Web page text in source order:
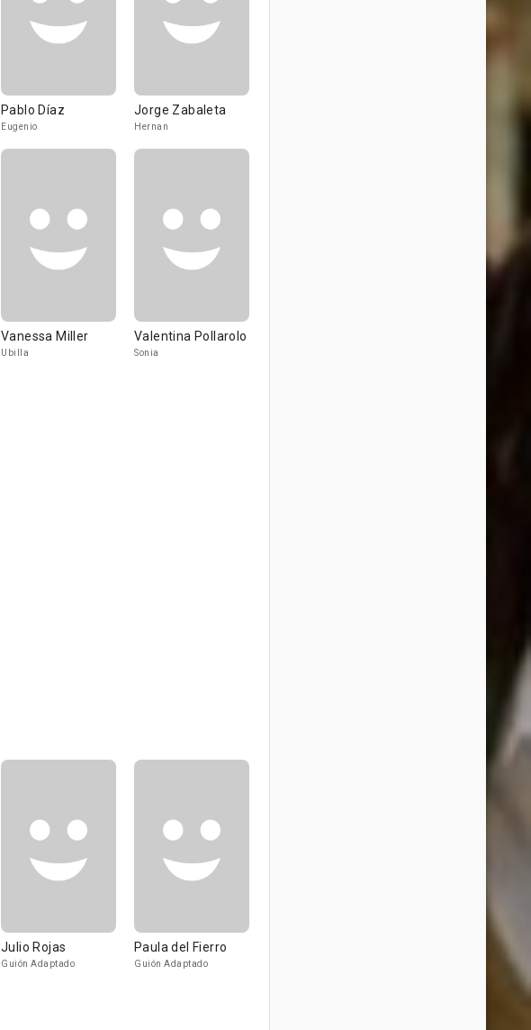
Pablo Díaz
Eugenio
Jorge Zabaleta
Hernan
Vanessa Miller
Ubilla
Valentina Pollarolo
Sonia
Julio Rojas
Guión Adaptado
Paula del Fierro
Guión Adaptado